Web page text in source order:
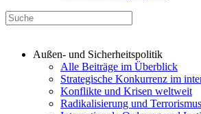
Außen- und Sicherheitspolitik
Alle Beiträge im Überblick
Strategische Konkurrenz im
Konflikte und Krisen weltweit
Radikalisierung und Terrorismus